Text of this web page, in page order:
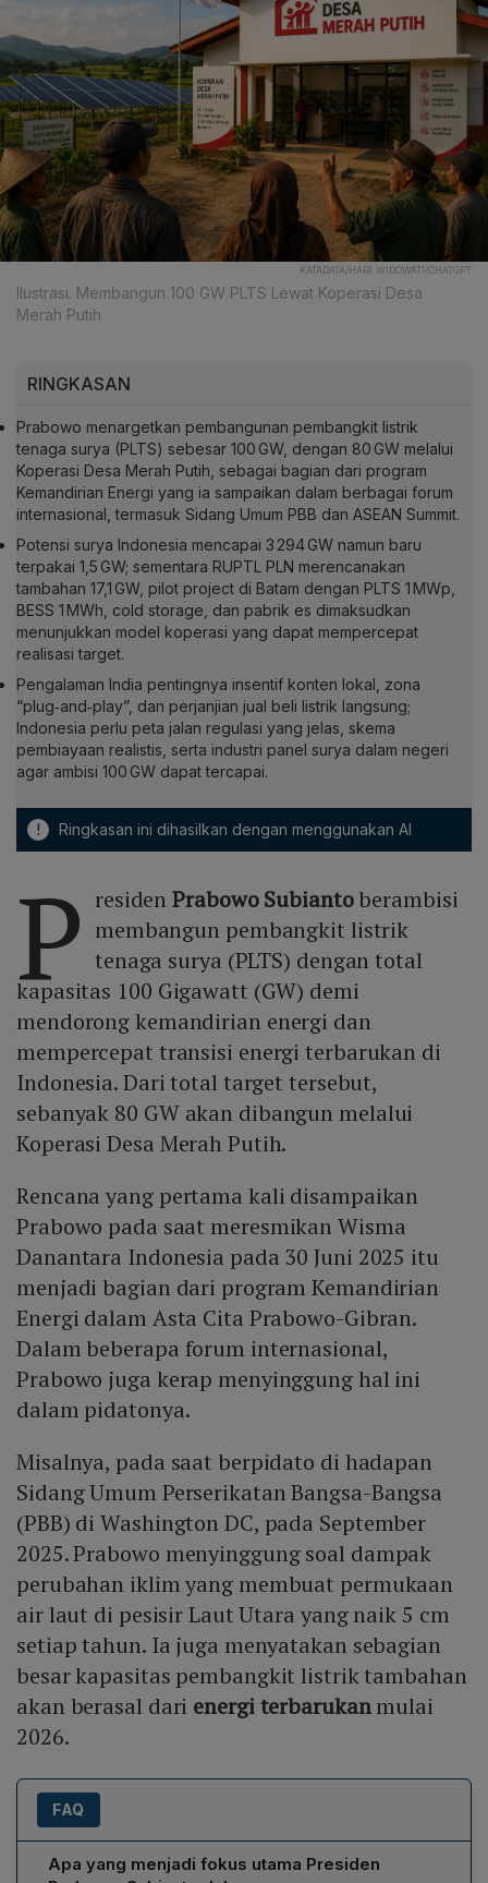
KATADATA/HARI WIDOWATI/CHATGPT
Ilustrasi. Membangun 100 GW PLTS Lewat Koperasi Desa
Merah Putih
RINGKASAN
Prabowo menargetkan pembangunan pembangkit listrik
tenaga surya (PLTS) sebesar 100 GW, dengan 80 GW melalui
Koperasi Desa Merah Putih, sebagai bagian dari program
Kemandirian Energi yang ia sampaikan dalam berbagai forum
internasional, termasuk Sidang Umum PBB dan ASEAN Summit.
Potensi surya Indonesia mencapai 3 294 GW namun baru
terpakai 1,5 GW; sementara RUPTL PLN merencanakan
tambahan 17,1 GW, pilot project di Batam dengan PLTS 1 MWp,
BESS 1 MWh, cold storage, dan pabrik es dimaksudkan
menunjukkan model koperasi yang dapat mempercepat
realisasi target.
Pengalaman India pentingnya insentif konten lokal, zona
“plug‑and‑play”, dan perjanjian jual beli listrik langsung;
Indonesia perlu peta jalan regulasi yang jelas, skema
pembiayaan realistis, serta industri panel surya dalam negeri
agar ambisi 100 GW dapat tercapai.
! Ringkasan ini dihasilkan dengan menggunakan AI
P residenPrabowo Subiantoberambisi
membangun pembangkit listrik
tenaga surya (PLTS) dengan total
kapasitas 100 Gigawatt (GW) demi
mendorong kemandirian energi dan
mempercepat transisi energi terbarukan di
Indonesia. Dari total target tersebut,
sebanyak 80 GW akan dibangun melalui
Koperasi Desa Merah Putih.
Rencana yang pertama kali disampaikan
Prabowo pada saat meresmikan Wisma
Danantara Indonesia pada 30 Juni 2025 itu
menjadi bagian dari program Kemandirian
Energi dalam Asta Cita Prabowo-Gibran.
Dalam beberapa forum internasional,
Prabowo juga kerap menyinggung hal ini
dalam pidatonya.
Misalnya, pada saat berpidato di hadapan
Sidang Umum Perserikatan Bangsa-Bangsa
(PBB) di Washington DC, pada September
2025. Prabowo menyinggung soal dampak
perubahan iklim yang membuat permukaan
air laut di pesisir Laut Utara yang naik 5 cm
setiap tahun. Ia juga menyatakan sebagian
besar kapasitas pembangkit listrik tambahan
akan berasal dari energi terbarukanmulai
2026.
FAQ
Apa yang menjadi fokus utama Presiden